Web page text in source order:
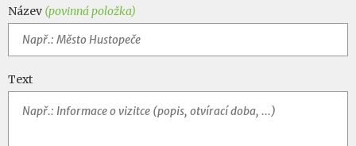
Název (povinná položka)
Text